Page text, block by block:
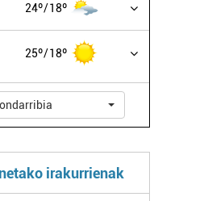
24º 18º
25º 18º
irakurrienak